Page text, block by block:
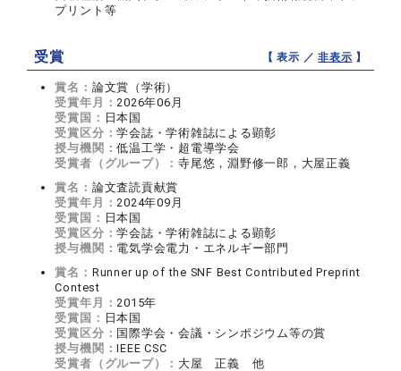
プリント等
受賞 【 表示 ／非表示 】
賞名： 論文賞（学術）
受賞年月：2026年06月
受賞国： 日本国
受賞区分：学会誌・学術雑誌による顕彰
授与機関：低温工学・超電導学会
受賞者（グループ）：寺尾悠，淵野修一郎，大屋正義
賞名： 論文査読貢献賞
受賞年月：2024年09月
受賞国： 日本国
受賞区分：学会誌・学術雑誌による顕彰
授与機関： 電気学会電力・エネルギー部門
賞名： Runner up of the SNF Best Contributed Preprint
Contest
受賞年月：2015年
受賞国： 日本国
受賞区分： 国際学会・会議・シンポジウム等の賞
授与機関：IEEE CSC
受賞者（グループ）： 大屋 正義 他